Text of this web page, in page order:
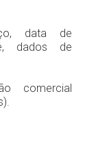
data de
dados de
comercial